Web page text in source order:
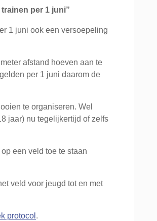
per 1 juni”
1 juni ook een versoepeling
afstand hoeven aan te
per 1 juni daarom de
te organiseren. Wel
jaar) nu tegelijkertijd of zelfs
een veld toe te staan
veld voor jeugd tot en met
protocol .